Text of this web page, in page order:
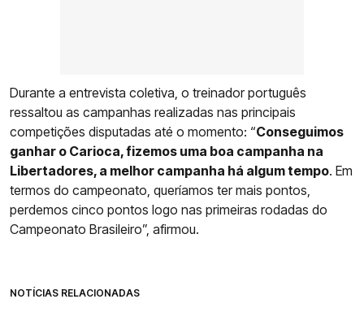
Durante a entrevista coletiva, o treinador português
ressaltou as campanhas realizadas nas principais
competições disputadas até o momento: “Conseguimos
ganhar o Carioca, fizemos uma boa campanha na
Libertadores, a melhor campanha há algum tempo. Em
termos do campeonato, queríamos ter mais pontos,
perdemos cinco pontos logo nas primeiras rodadas do
Campeonato Brasileiro”, afirmou.
NOTÍCIAS RELACIONADAS